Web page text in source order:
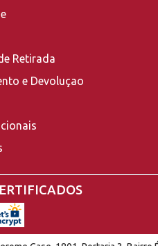
Retirada
e Devoluçao